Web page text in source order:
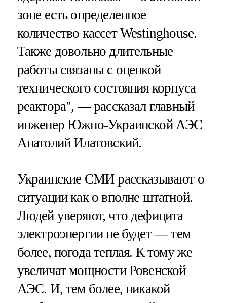
зоне есть определенное
количество кассет Westinghouse.
Также довольно длительные
работы связаны с оценкой
технического состояния корпуса
реактора", — рассказал главный
инженер Южно-Украинской АЭС
Анатолий Илатовский.
Украинские СМИ рассказывают о
ситуации как о вполне штатной.
Людей уверяют, что дефицита
электроэнергии не будет — тем
более, погода теплая. К тому же
увеличат мощности Ровенской
АЭС. И, тем более, никакой